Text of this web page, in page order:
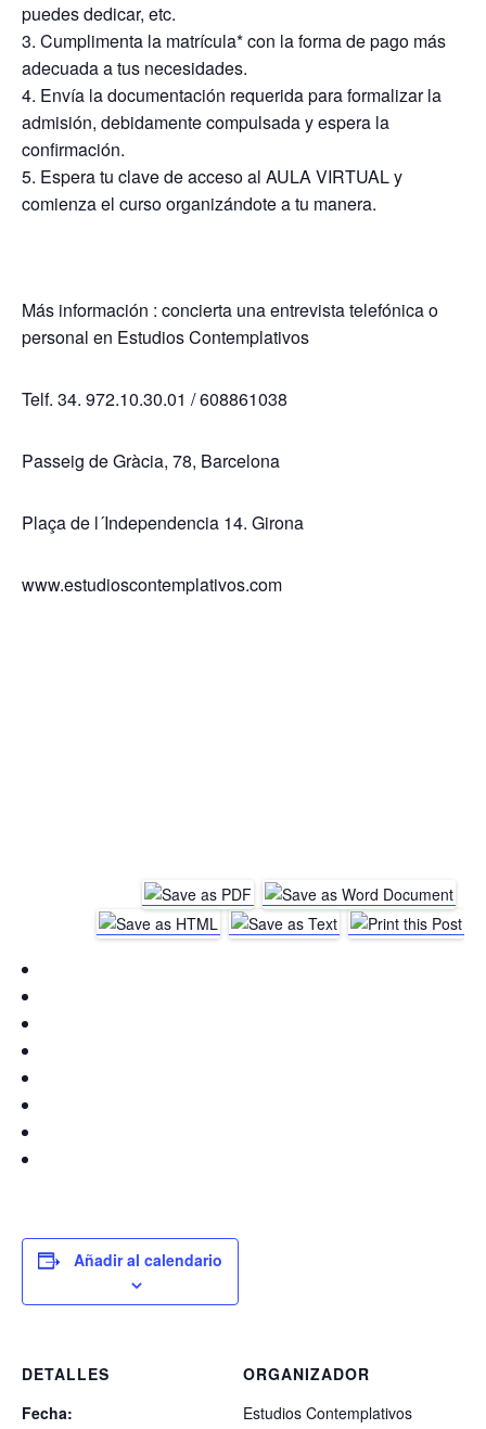
puedes dedicar, etc.
Cumplimenta la matrícula* con la forma de pago más
adecuada a tus necesidades.
Envía la documentación requerida para formalizar la
admisión, debidamente compulsada y espera la
confirmación.
Espera tu clave de acceso al AULA VIRTUAL y
comienza el curso organizándote a tu manera.
Más información : concierta una entrevista telefónica o
personal en Estudios Contemplativos
Telf. 34. 972.10.30.01 / 608861038
Passeig de Gràcia, 78, Barcelona
Plaça de l´Independencia 14. Girona
www.estudioscontemplativos.com
Añadir al calendario
DETALLES
Fecha:
ORGANIZADOR
Estudios Contemplativos